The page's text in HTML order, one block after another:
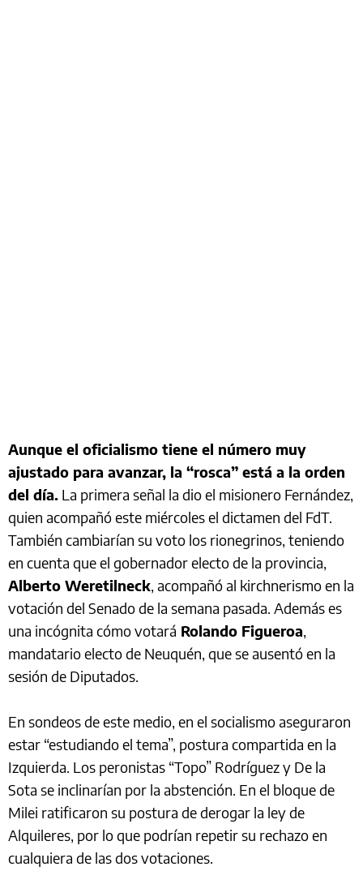
Aunque el oficialismo tiene el número muy
ajustado para avanzar, la “rosca” está a la orden
del día. La primera señal la dio el misionero Fernández,
quien acompañó este miércoles el dictamen del FdT.
También cambiarían su voto los rionegrinos, teniendo
en cuenta que el gobernador electo de la provincia,
Alberto Weretilneck, acompañó al kirchnerismo en la
votación del Senado de la semana pasada. Además es
una incógnita cómo votará Rolando Figueroa,
mandatario electo de Neuquén, que se ausentó en la
sesión de Diputados.
En sondeos de este medio, en el socialismo aseguraron
estar “estudiando el tema”, postura compartida en la
Izquierda. Los peronistas “Topo” Rodríguez y De la
Sota se inclinarían por la abstención. En el bloque de
Milei ratificaron su postura de derogar la ley de
Alquileres, por lo que podrían repetir su rechazo en
cualquiera de las dos votaciones.